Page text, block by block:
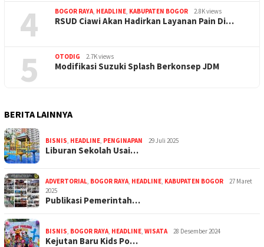
4
BOGOR RAYA HEADLINE KABUPATEN BOGOR 2.8K views
RSUD Ciawi Akan Hadirkan Layanan Pain Di…
5 OTODIG 2.7K views
Modifikasi Suzuki Splash Berkonsep JDM
BERITA LAINNYA
BISNIS HEADLINE PENGINAPAN 29 Juli 2025
Liburan Sekolah Usai…
ADVERTORIAL BOGOR RAYA HEADLINE KABUPATEN BOGOR
27 Maret
2025
Publikasi Pemerintah…
BISNIS BOGOR RAYA HEADLINE WISATA 28 Desember 2024
Kejutan Baru Kids Po…